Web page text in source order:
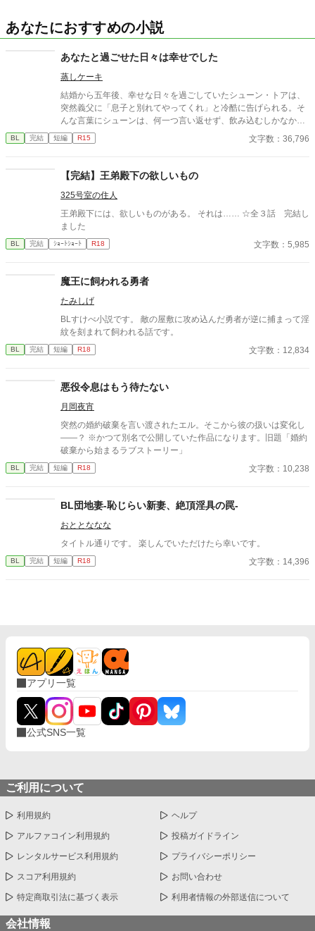
あなたにおすすめの小説
あなたと過ごせた日々は幸せでした
蒸しケーキ
結婚から五年後、幸せな日々を過ごしていたシューン・トアは、
突然義父に「息子と別れてやってくれ」と冷酷に告げられる。そ
んな言葉にシューンは、何一つ言い返せず、飲み込むしかなかっ
た。そして、夫であるアインス・キールに離婚を切り出すが、ア
インスがそう簡単にシューンを手離す訳もなく......。
BL 完結 短編 R15 文字数：36,796
【完結】王弟殿下の欲しいもの
325号室の住人
王弟殿下には、欲しいものがある。 それは…… ☆全３話 完結し
ました
BL 完結 ｼｮｰﾄｼｮｰﾄ R18 文字数：5,985
魔王に飼われる勇者
たみしげ
BLすけべ小説です。 敵の屋敷に攻め込んだ勇者が逆に捕まって淫
紋を刻まれて飼われる話です。
BL 完結 短編 R18 文字数：12,834
悪役令息はもう待たない
月岡夜宵
突然の婚約破棄を言い渡されたエル。そこから彼の扱いは変化し
――？ ※かつて別名で公開していた作品になります。旧題「婚約
破棄から始まるラブストーリー」
BL 完結 短編 R18 文字数：10,238
BL団地妻-恥じらい新妻、絶頂淫具の罠-
おととななな
タイトル通りです。 楽しんでいただけたら幸いです。
BL 完結 短編 R18 文字数：14,396
アプリ一覧
公式SNS一覧
ご利用について
利用規約 ヘルプ
アルファコイン利用規約 投稿ガイドライン
レンタルサービス利用規約 プライバシーポリシー
スコア利用規約 お問い合わせ
特定商取引法に基づく表示 利用者情報の外部送信について
会社情報